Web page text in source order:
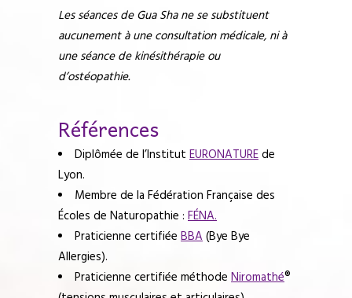
Les séances de Gua Sha ne se substituent
aucunement à une consultation médicale, ni à
une séance de kinésithérapie ou
d’ostéopathie.
Références
Diplômée de l’Institut EURONATUREde
Lyon.
Membre de la Fédération Française des
Écoles de Naturopathie : FÉNA.
Praticienne certifiée BBA (Bye Bye
Allergies).
Praticienne certifiée méthode Niromathé®